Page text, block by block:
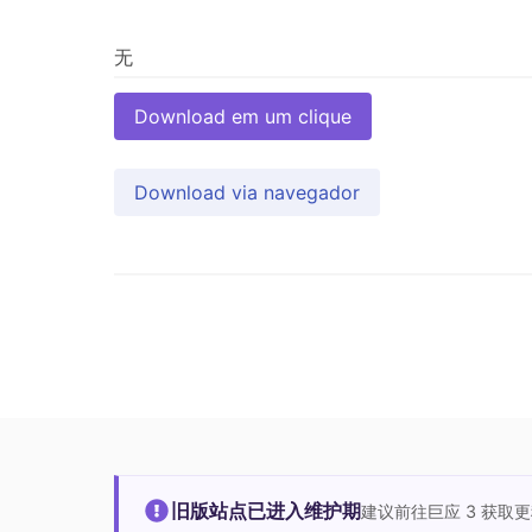
Download em um clique
Download via navegador
旧版站点已进入维护期建议前往巨应 3 获取更